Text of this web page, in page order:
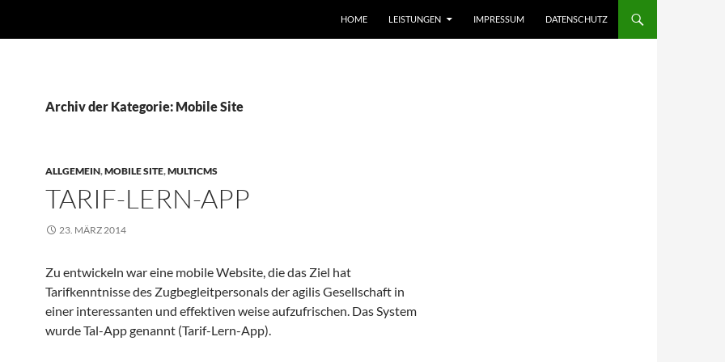
HOME LEISTUNGEN IMPRESSUM DATENSCHUTZ
Archiv der Kategorie: Mobile Site
ALLGEMEIN,MOBILE SITE,MULTICMS
TARIF-LERN-APP
23. MÄRZ 2014
Zu entwickeln war eine mobile Website, die das Ziel hat
Tarifkenntnisse des Zugbegleitpersonals der agilis Gesellschaft in
einer interessanten und effektiven weise aufzufrischen. Das System
wurde Tal-App genannt (Tarif-Lern-App).